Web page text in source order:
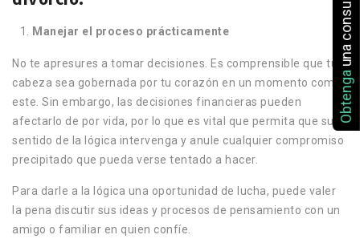
Manejar el proceso prácticamente
No te apresures a tomar decisiones. Es comprensible que tu
cabeza sea gobernada por tu corazón en un momento como
este. Sin embargo, las decisiones financieras pueden
afectarlo de por vida, por lo que es vital que permita que su
sentido de la lógica intervenga y anule cualquier compromiso
precipitado que pueda verse tentado a hacer.
Para darle a la lógica una oportunidad de lucha, puede valer
la pena discutir sus ideas y procesos de pensamiento con un
amigo o familiar en quien confíe.
Obtenga
una consulta